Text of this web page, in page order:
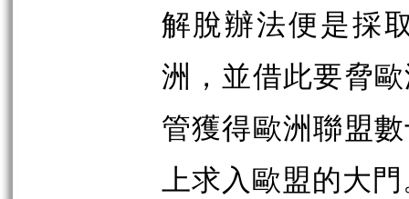
解脫辦法便是採
洲，並借此要脅
管獲得歐洲聯盟
上求入歐盟的大